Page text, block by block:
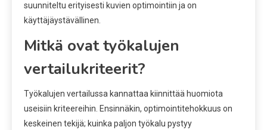
suunniteltu erityisesti kuvien optimointiin ja on
käyttäjäystävällinen.
Mitkä ovat työkalujen
vertailukriteerit?
Työkalujen vertailussa kannattaa kiinnittää huomiota
useisiin kriteereihin. Ensinnäkin, optimointitehokkuus on
keskeinen tekijä; kuinka paljon työkalu pystyy